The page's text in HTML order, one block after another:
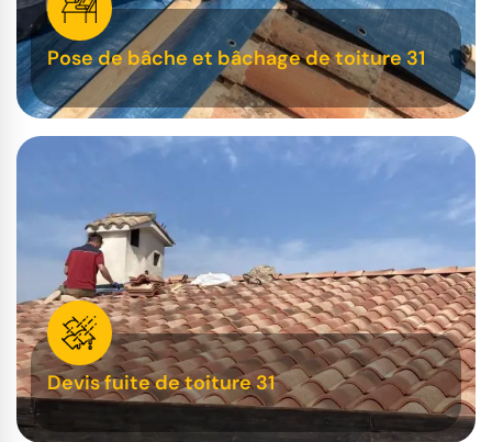
Pose de bâche et bâchage de toiture 31
Devis fuite de toiture 31